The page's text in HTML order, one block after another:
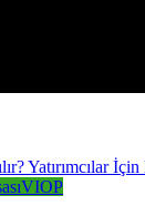
VIOP